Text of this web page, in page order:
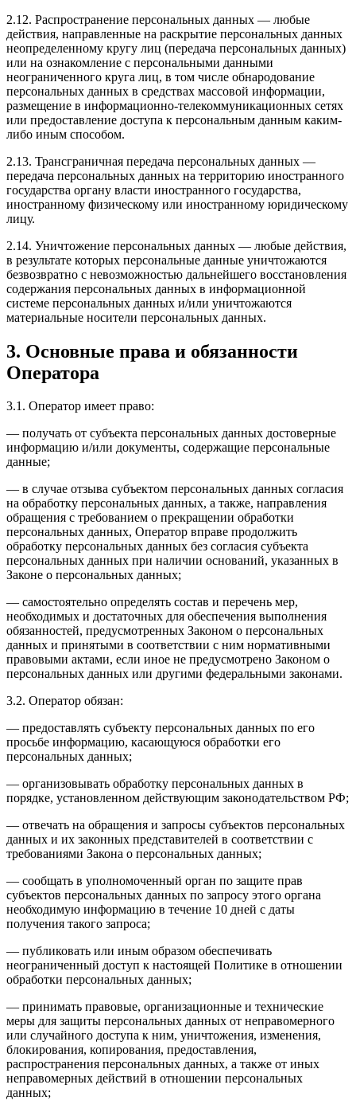
2.12. Распространение персональных данных — любые
действия, направленные на раскрытие персональных данных
неопределенному кругу лиц (передача персональных данных)
или на ознакомление с персональными данными
неограниченного круга лиц, в том числе обнародование
персональных данных в средствах массовой информации,
размещение в информационно-телекоммуникационных сетях
или предоставление доступа к персональным данным каким-
либо иным способом.
2.13. Трансграничная передача персональных данных —
передача персональных данных на территорию иностранного
государства органу власти иностранного государства,
иностранному физическому или иностранному юридическому
лицу.
2.14. Уничтожение персональных данных — любые действия,
в результате которых персональные данные уничтожаются
безвозвратно с невозможностью дальнейшего восстановления
содержания персональных данных в информационной
системе персональных данных и/или уничтожаются
материальные носители персональных данных.
3. Основные права и обязанности
Оператора
3.1. Оператор имеет право:
— получать от субъекта персональных данных достоверные
информацию и/или документы, содержащие персональные
данные;
— в случае отзыва субъектом персональных данных согласия
на обработку персональных данных, а также, направления
обращения с требованием о прекращении обработки
персональных данных, Оператор вправе продолжить
обработку персональных данных без согласия субъекта
персональных данных при наличии оснований, указанных в
Законе о персональных данных;
— самостоятельно определять состав и перечень мер,
необходимых и достаточных для обеспечения выполнения
обязанностей, предусмотренных Законом о персональных
данных и принятыми в соответствии с ним нормативными
правовыми актами, если иное не предусмотрено Законом о
персональных данных или другими федеральными законами.
3.2. Оператор обязан:
— предоставлять субъекту персональных данных по его
просьбе информацию, касающуюся обработки его
персональных данных;
— организовывать обработку персональных данных в
порядке, установленном действующим законодательством РФ;
— отвечать на обращения и запросы субъектов персональных
данных и их законных представителей в соответствии с
требованиями Закона о персональных данных;
— сообщать в уполномоченный орган по защите прав
субъектов персональных данных по запросу этого органа
необходимую информацию в течение 10 дней с даты
получения такого запроса;
— публиковать или иным образом обеспечивать
неограниченный доступ к настоящей Политике в отношении
обработки персональных данных;
— принимать правовые, организационные и технические
меры для защиты персональных данных от неправомерного
или случайного доступа к ним, уничтожения, изменения,
блокирования, копирования, предоставления,
распространения персональных данных, а также от иных
неправомерных действий в отношении персональных
данных;